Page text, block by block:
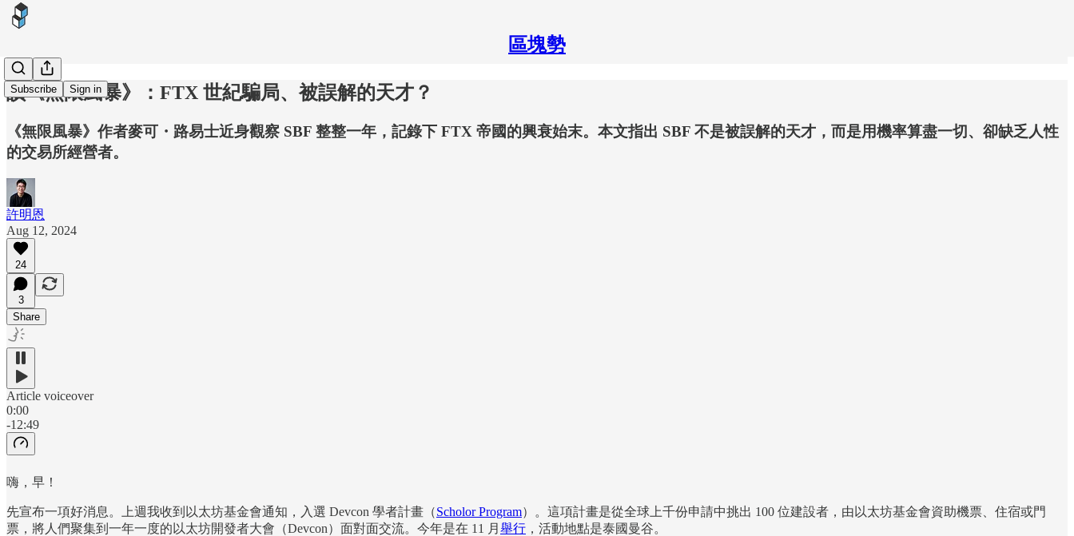
區塊勢
Subscribe Sign in
讀《無限風暴》：FTX 世紀騙局、被誤解的天才？
《無限風暴》作者麥可・路易士近身觀察 SBF 整整一年，記錄下 FTX 帝國的興衰始末。本文指出 SBF 不是被誤解的天才，而是用機率算盡一切、卻缺乏人性
的交易所經營者。
許明恩
Aug 12, 2024
24
3
Share
Article voiceover
0:00
-12:49
嗨，早！
先宣布一項好消息。上週我收到以太坊基金會通知，入選 Devcon 學者計畫（Scholor Program）。這項計畫是從全球上千份申請中挑出 100 位建設者，由以太坊基金會資助機票、住宿或門
票，將人們聚集到一年一度的以太坊開發者大會（Devcon）面對面交流。今年是在 11 月 舉行 ，活動地點是泰國曼谷。